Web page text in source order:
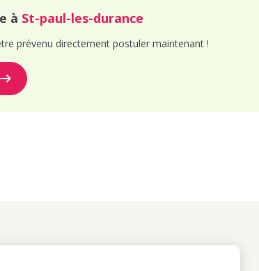
à St-paul-les-durance
prévenu directement postuler maintenant !